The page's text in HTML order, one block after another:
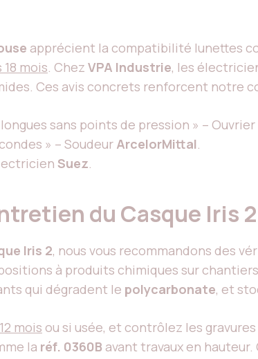
apprécient la compatibilité lunettes
mois. Chez VPA Industrie, les
Ces avis concrets renforcent notre
sans points de pression » – Ouvrier
» – Soudeur ArcelorMittal.
Suez.
du Casque Iris 2
Iris 2, nous vous recommandons des
à produits chimiques sur chantiers
qui dégradent le polycarbonate, et
12 mois ou si usée, et contrôlez les
la réf. 0360B avant travaux en